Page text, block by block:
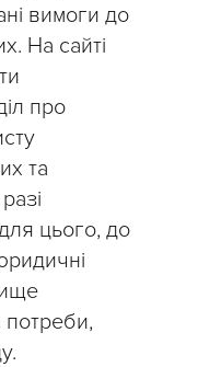
вимоги до
На сайті
про
та
цього, до
потреби,